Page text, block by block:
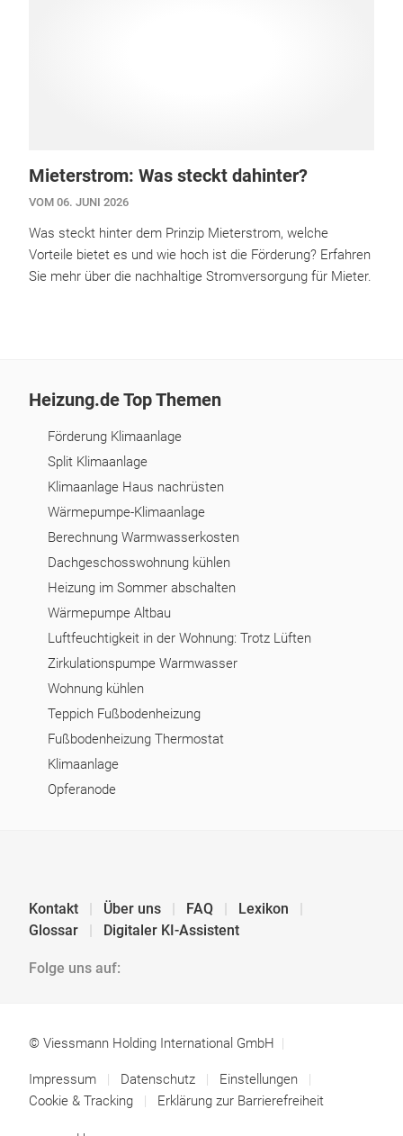
Mieterstrom: Was steckt dahinter?
VOM 06. JUNI 2026
Was steckt hinter dem Prinzip Mieterstrom, welche
Vorteile bietet es und wie hoch ist die Förderung? Erfahren
Sie mehr über die nachhaltige Stromversorgung für Mieter.
Heizung.de Top Themen
Förderung Klimaanlage
Split Klimaanlage
Klimaanlage Haus nachrüsten
Wärmepumpe-Klimaanlage
Berechnung Warmwasserkosten
Dachgeschosswohnung kühlen
Heizung im Sommer abschalten
Wärmepumpe Altbau
Luftfeuchtigkeit in der Wohnung: Trotz Lüften
Zirkulationspumpe Warmwasser
Wohnung kühlen
Teppich Fußbodenheizung
Fußbodenheizung Thermostat
Klimaanlage
Opferanode
Kontakt Über uns FAQ
Lexikon
Glossar
Digitaler KI-Assistent
Folge uns auf:
© Viessmann Holding International GmbH
Impressum Datenschutz
Einstellungen
Cookie & Tracking
Erklärung zur Barrierefreiheit